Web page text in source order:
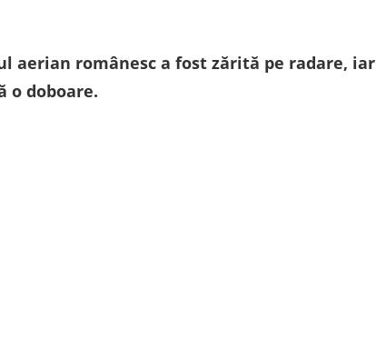
aerian românesc a fost zărită pe radare, iar
o doboare.